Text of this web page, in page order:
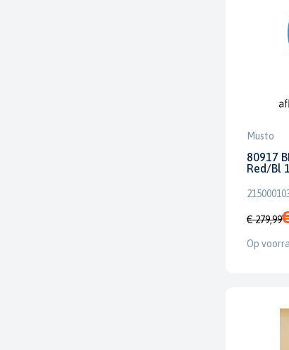
Musto
80917
Red/Bl
€ 279,99
Op